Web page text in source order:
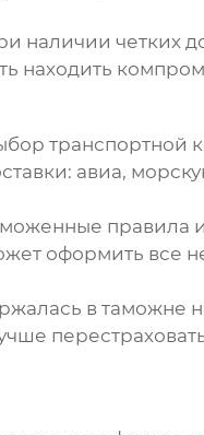
наличии четких
находить
авиа,
правила
оформить все
в таможне